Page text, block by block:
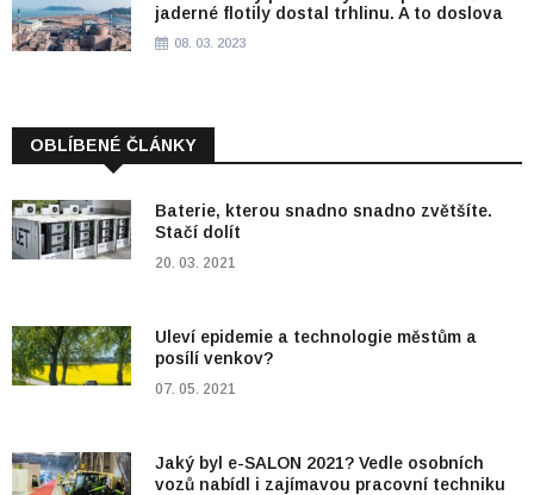
jaderné flotily dostal trhlinu. A to doslova
08. 03. 2023
OBLÍBENÉ ČLÁNKY
Baterie, kterou snadno snadno zvětšíte.
Stačí dolít
20. 03. 2021
Uleví epidemie a technologie městům a
posílí venkov?
07. 05. 2021
Jaký byl e-SALON 2021? Vedle osobních
vozů nabídl i zajímavou pracovní techniku